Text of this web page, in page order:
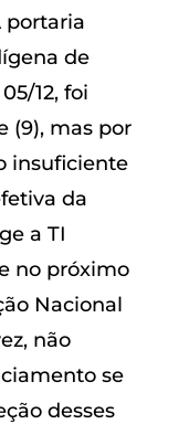
portaria
de
12, foi
(9), mas por
insuficiente
da
a TI
no próximo
Nacional
não
se
desses